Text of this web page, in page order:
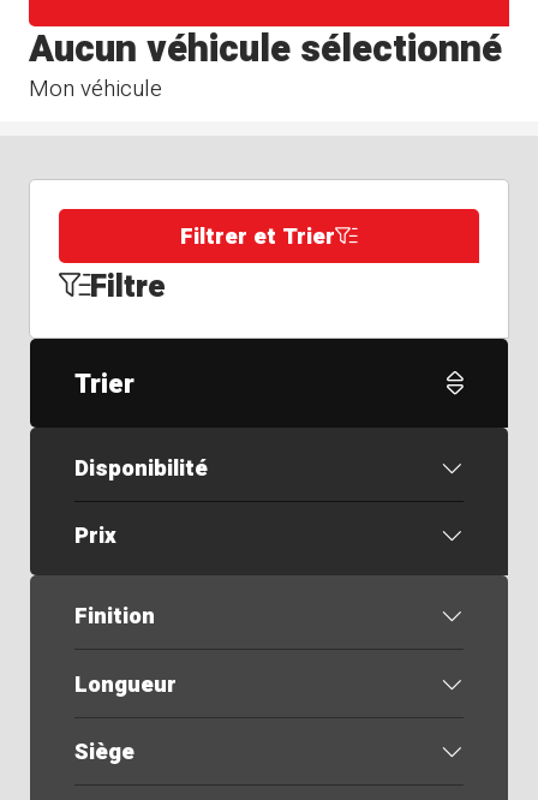
Mon véhicule
Aucun véhicule sélectionné
Filtrer et Trier
Filtre
Trier
Disponibilité
Prix
Finition
Longueur
Siège